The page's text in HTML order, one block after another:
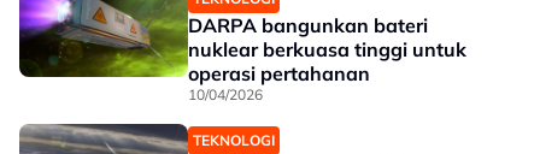
DARPA bangunkan bateri
nuklear berkuasa tinggi untuk
operasi pertahanan
10/04/2026
TEKNOLOGI